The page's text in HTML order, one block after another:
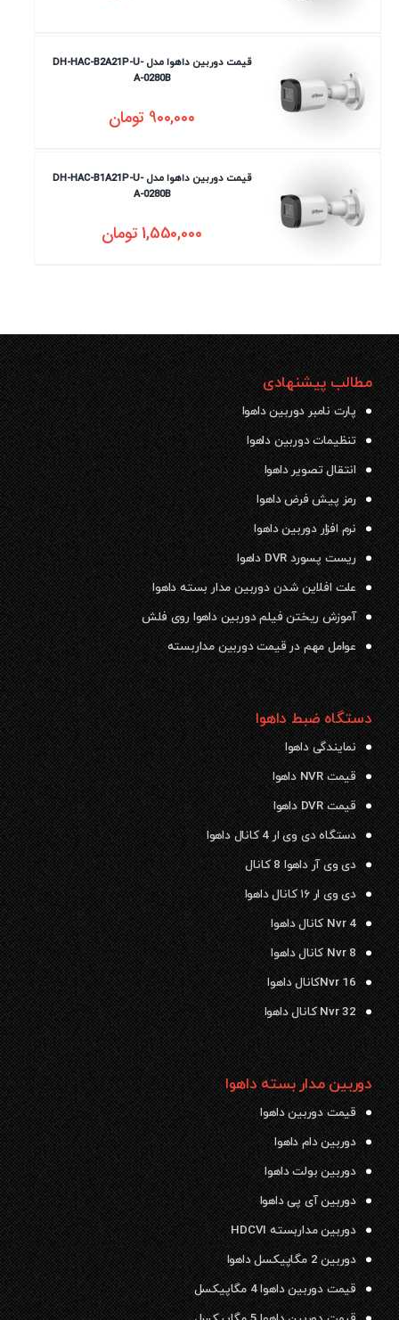
قیمت دوربین داهوا مدل DH-HAC-B2A21P-U-
A-0280B
900,000 تومان
قیمت دوربین داهوا مدل DH-HAC-B1A21P-U-
A-0280B
1,550,000تومان
مطالب پیشنهادی
پارت نامبر دوربین داهوا
تنظیمات دوربین داهوا
انتقال تصویر داهوا
رمز پیش فرض داهوا
نرم افزار دوربین داهوا
ریست پسورد DVR داهوا
علت افلاین شدن دوربین مدار بسته داهوا
آموزش ریختن فیلم دوربین داهوا روی فلش
عوامل مهم در قیمت دوربین مداربسته
دستگاه ضبط داهوا
نمایندگی داهوا
قیمت NVR داهوا
قیمت DVR داهوا
دستگاه دی وی ار 4 کانال داهوا
دی وی آر داهوا 8 کانال
دی وی ار ۱۶ کانال داهوا
Nvr 4 کانال داهوا
Nvr 8 کانال داهوا
Nvr 16کانال داهوا
Nvr 32 کانال داهوا
دوربین مدار بسته داهوا
قیمت دوربین داهوا
دوربین دام داهوا
دوربین بولت داهوا
دوربین آی پی داهوا
دوربین مداربسته HDCVI
دوربین 2 مگاپیکسل داهوا
قیمت دوربین داهوا 4 مگاپیکسل